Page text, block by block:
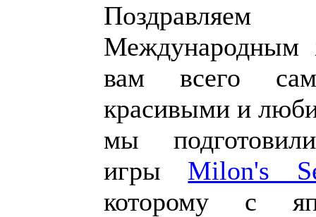
вам всего
красивыми и
мы
игры Milon's
которому с